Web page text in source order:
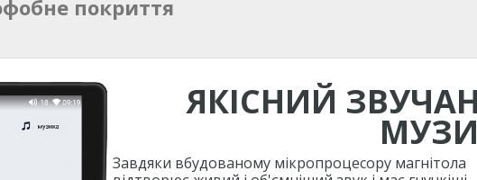
покриття
ЯКІСНИЙ
Завдяки вбудованому мікропроцесору магнітола